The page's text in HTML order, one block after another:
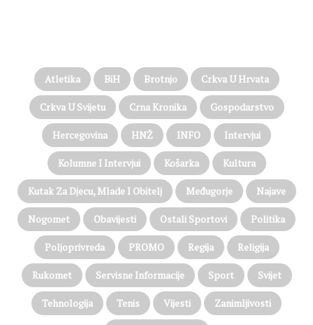
Atletika BiH Brotnjo Crkva U Hrvata
Crkva U Svijetu Crna Kronika Gospodarstvo
Hercegovina HNŽ INFO Intervjui
Kolumne I Intervjui Košarka Kultura
Kutak Za Djecu, Mlade I Obitelj Međugorje Najave
Nogomet Obavijesti Ostali Sportovi Politika
Poljoprivreda PROMO Regija Religija
Rukomet Servisne Informacije Sport Svijet
Tehnologija Tenis Vijesti Zanimljivosti